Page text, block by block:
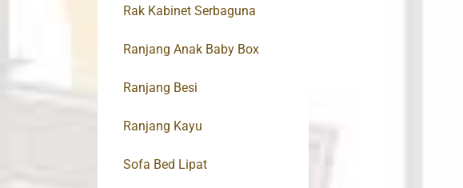
Rak Kabinet Serbaguna
Ranjang Anak Baby Box
Ranjang Besi
Ranjang Kayu
Sofa Bed Lipat